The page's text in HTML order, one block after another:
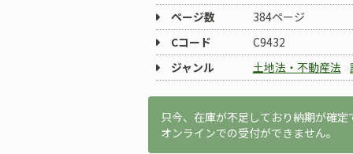
ページ数
384ページ
Cコード
C9432
ジャンル
土地法・不動産法
只今、在庫が不足しており納期が確定
オンラインでの受付ができません。